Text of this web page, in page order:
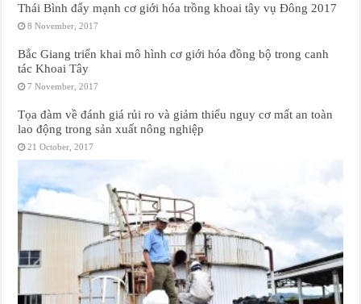
Thái Bình đẩy mạnh cơ giới hóa trồng khoai tây vụ Đông 2017
8 November, 2017
Bắc Giang triển khai mô hình cơ giới hóa đồng bộ trong canh
tác Khoai Tây
7 November, 2017
Tọa đàm về đánh giá rủi ro và giảm thiểu nguy cơ mất an toàn
lao động trong sản xuất nông nghiệp
21 October, 2017